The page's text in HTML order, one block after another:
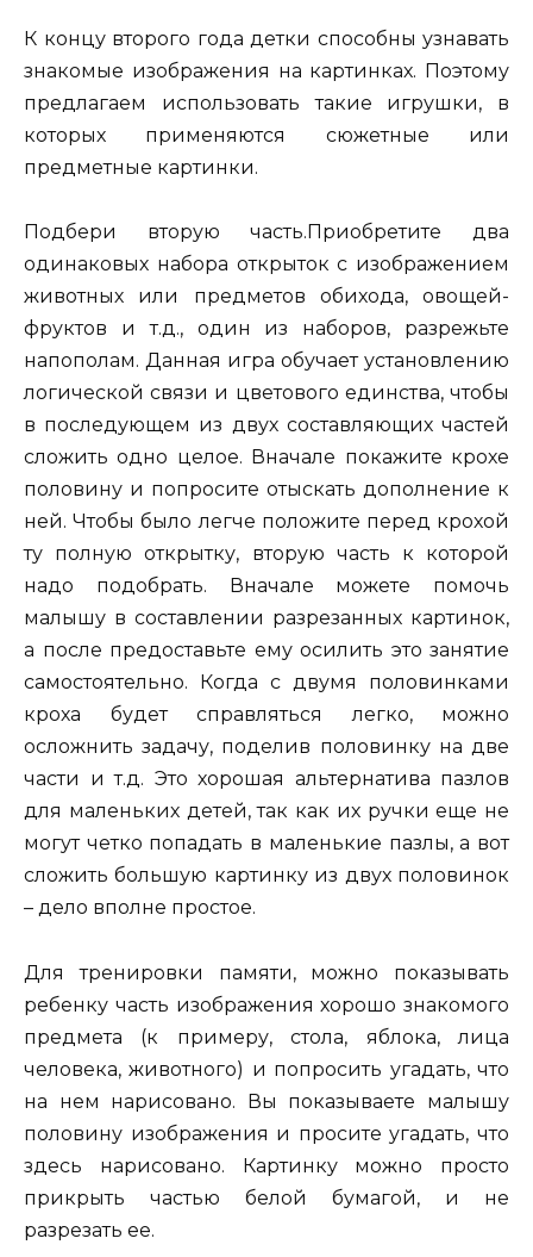
К концу второго года детки способны узнавать
знакомые изображения на картинках. Поэтому
предлагаем использовать такие игрушки, в
которых применяются сюжетные или
предметные картинки.
Подбери вторую часть.Приобретите два
одинаковых набора открыток с изображением
животных или предметов обихода, овощей-
фруктов и т.д., один из наборов, разрежьте
напополам. Данная игра обучает установлению
логической связи и цветового единства, чтобы
в последующем из двух составляющих частей
сложить одно целое. Вначале покажите крохе
половину и попросите отыскать дополнение к
ней. Чтобы было легче положите перед крохой
ту полную открытку, вторую часть к которой
надо подобрать. Вначале можете помочь
малышу в составлении разрезанных картинок,
а после предоставьте ему осилить это занятие
самостоятельно. Когда с двумя половинками
кроха будет справляться легко, можно
осложнить задачу, поделив половинку на две
части и т.д. Это хорошая альтернатива пазлов
для маленьких детей, так как их ручки еще не
могут четко попадать в маленькие пазлы, а вот
сложить большую картинку из двух половинок
– дело вполне простое.
Для тренировки памяти, можно показывать
ребенку часть изображения хорошо знакомого
предмета (к примеру, стола, яблока, лица
человека, животного) и попросить угадать, что
на нем нарисовано. Вы показываете малышу
половину изображения и просите угадать, что
здесь нарисовано. Картинку можно просто
прикрыть частью белой бумагой, и не
разрезать ее.